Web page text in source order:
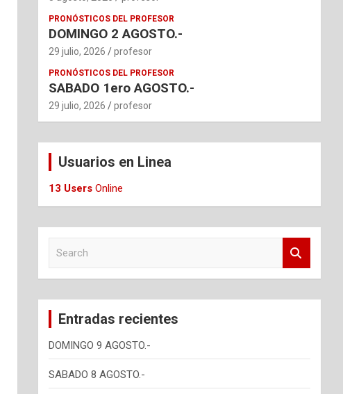
PRONÓSTICOS DEL PROFESOR
DOMINGO 2 AGOSTO.-
29 julio, 2026 profesor
PRONÓSTICOS DEL PROFESOR
SABADO 1ero AGOSTO.-
29 julio, 2026 profesor
Usuarios en Linea
13 Users Online
c
Entradas recientes
DOMINGO 9 AGOSTO.-
SABADO 8 AGOSTO.-